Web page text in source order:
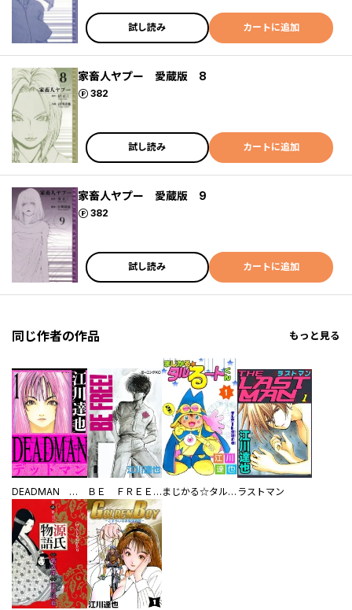
試し読み カートに追加
家畜人ヤプー 愛蔵版 8
382
ポイント
試し読み カートに追加
家畜人ヤプー 愛蔵版 9
382
ポイント
試し読み カートに追加
同じ作者の作品 もっと見る
DEADMAN 愛蔵版 ＢＥ ＦＲＥＥ！ まじかる☆タルるートくん ラストマン